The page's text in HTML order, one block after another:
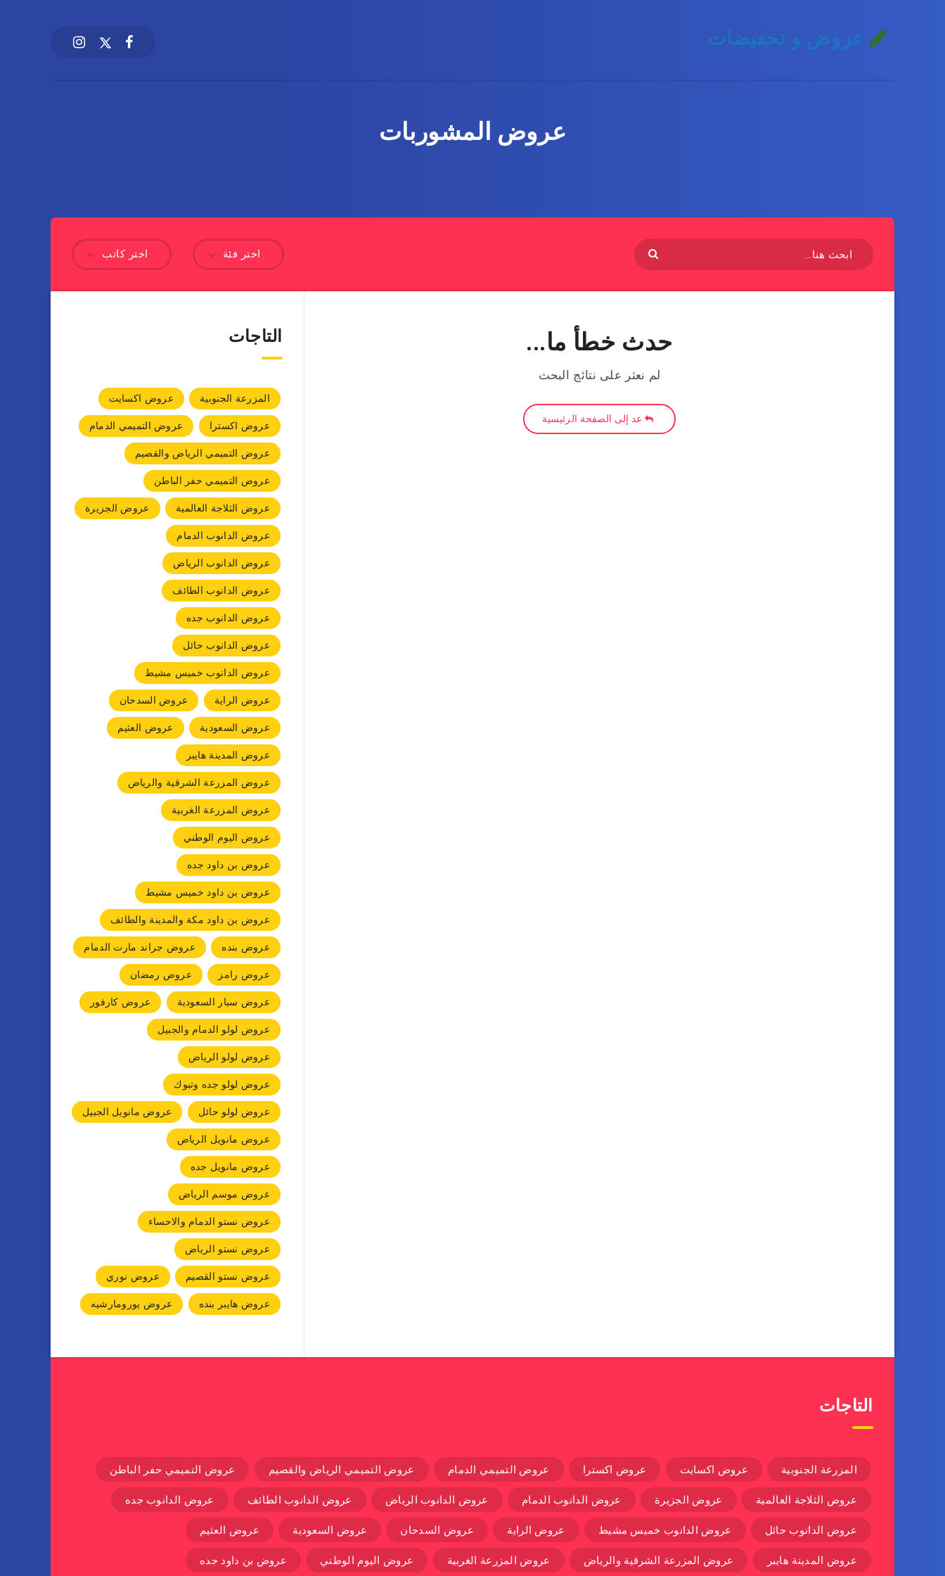
عروض و تخفيضات
عروض المشوربات
اختر كاتب اختر فئة
حدث خطأ ما...
لم نعثر على نتائج البحث
عد إلى الصفحة الرئيسية
التاجات
المزرعة الجنوبية
عروض اكسايت
عروض اكسترا
عروض التميمي الدمام
عروض التميمي الرياض والقصيم
عروض التميمي حفر الباطن
عروض الثلاجة العالمية
عروض الجزيرة
عروض الدانوب الدمام
عروض الدانوب الرياض
عروض الدانوب الطائف
عروض الدانوب جده
عروض الدانوب حائل
عروض الدانوب خميس مشيط
عروض الراية
عروض السدحان
عروض السعودية
عروض العثيم
عروض المدينة هايبر
عروض المزرعة الشرقية والرياض
عروض المزرعة الغربية
عروض اليوم الوطني
عروض بن داود جده
عروض بن داود خميس مشيط
عروض بن داود مكة والمدينة والطائف
عروض بنده
عروض جراند مارت الدمام
عروض رامز
عروض رمضان
عروض سبار السعودية
عروض كارفور
عروض لولو الدمام والجبيل
عروض لولو الرياض
عروض لولو جده وتبوك
عروض لولو حائل
عروض مانويل الجبيل
عروض مانويل الرياض
عروض مانويل جده
عروض موسم الرياض
عروض نستو الدمام والاحساء
عروض نستو الرياض
عروض نستو القصيم
عروض نوري
عروض هايبر بنده
عروض يورومارشيه
التاجات
المزرعة الجنوبية عروض اكسايت عروض اكسترا عروض التميمي الدمام عروض التميمي الرياض والقصيم عروض التميمي حفر الباطن
عروض الثلاجة العالمية عروض الجزيرة عروض الدانوب الدمام عروض الدانوب الرياض عروض الدانوب الطائف عروض الدانوب جده
عروض الدانوب حائل عروض الدانوب خميس مشيط عروض الراية عروض السدحان عروض السعودية عروض العثيم
عروض المدينة هايبر عروض المزرعة الشرقية والرياض عروض المزرعة الغربية عروض اليوم الوطني عروض بن داود جده